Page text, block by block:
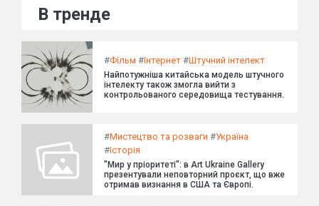
В тренде
#Фільм #Інтернет #Штучний інтелект
Найпотужніша китайська модель штучного
інтелекту також змогла вийти з
контрольованого середовища тестування.
#Мистецтво та розваги #Україна
#Історія
"Мир у пріоритеті": в Art Ukraine Gallery
презентували неповторний проєкт, що вже
отримав визнання в США та Європі.